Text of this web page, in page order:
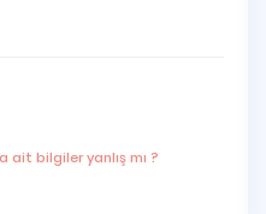
ait bilgiler yanlış mı ?